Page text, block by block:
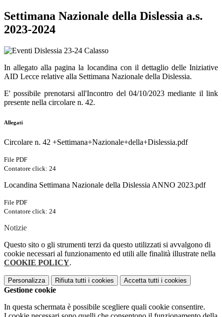
Settimana Nazionale della Dislessia a.s.
2023-2024
In allegato alla pagina la locandina con il dettaglio delle Iniziative
AID Lecce relative alla Settimana Nazionale della Dislessia.
E' possibile prenotarsi all'Incontro del 04/10/2023 mediante il link
presente nella circolare n. 42.
Allegati
Circolare n. 42 +Settimana+Nazionale+della+Dislessia.pdf
File PDF
Contatore click: 24
Locandina Settimana Nazionale della Dislessia ANNO 2023.pdf
File PDF
Contatore click: 24
Notizie
Questo sito o gli strumenti terzi da questo utilizzati si avvalgono di
cookie necessari al funzionamento ed utili alle finalità illustrate nella
COOKIE POLICY.
Personalizza Rifiuta tutti i cookies Accetta tutti i cookies
Gestione cookie
In questa schermata è possibile scegliere quali cookie consentire.